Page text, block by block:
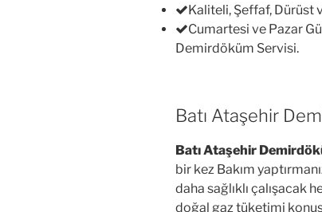
Kaliteli, Şeffaf, Dürüst
Cumartesi ve Pazar
Demirdöküm Servisi.
Batı Ataşehir
Batı Ataşehir
bir kez Bakım
daha sağlıklı çalışacak
doğal gaz tüketimi